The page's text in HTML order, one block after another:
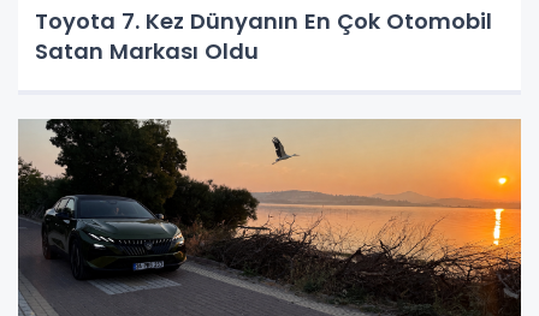
Toyota 7. Kez Dünyanın En Çok Otomobil
Satan Markası Oldu